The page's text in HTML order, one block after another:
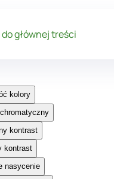
kolory
kontrast
kontrast
nasycenie
głównej treści